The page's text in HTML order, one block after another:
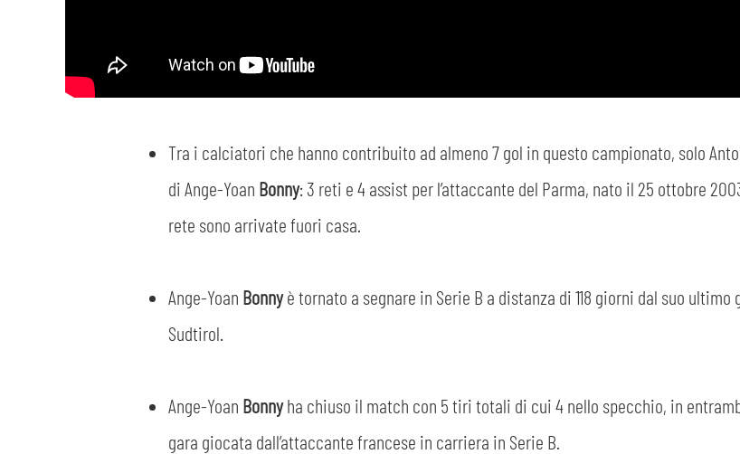
Tra i calciatori che hanno contribuito ad almeno 7 gol in questo campionato, solo
di Ange-Yoan Bonny: 3 reti e 4 assist per l’attaccante del Parma, nato il 25 ottobre
rete sono arrivate fuori casa.
Ange-Yoan Bonnyè tornato a segnare in Serie B a distanza di 118 giorni dal suo
Sudtirol.
Ange-Yoan Bonnyha chiuso il match con 5 tiri totali di cui 4 nello specchio, in
gara giocata dall’attaccante francese in carriera in Serie B.